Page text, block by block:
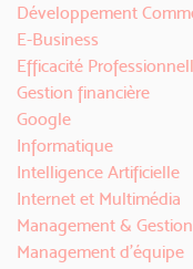
Développement
E-Business
Efficacité
Gestion financière
Google
Informatique
Intelligence Artificielle
Internet et Multimédia
Management & Gestion
Management d'équipe